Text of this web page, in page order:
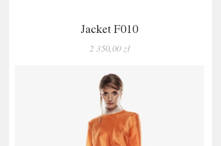
Jacket F010
2 350,00 zł